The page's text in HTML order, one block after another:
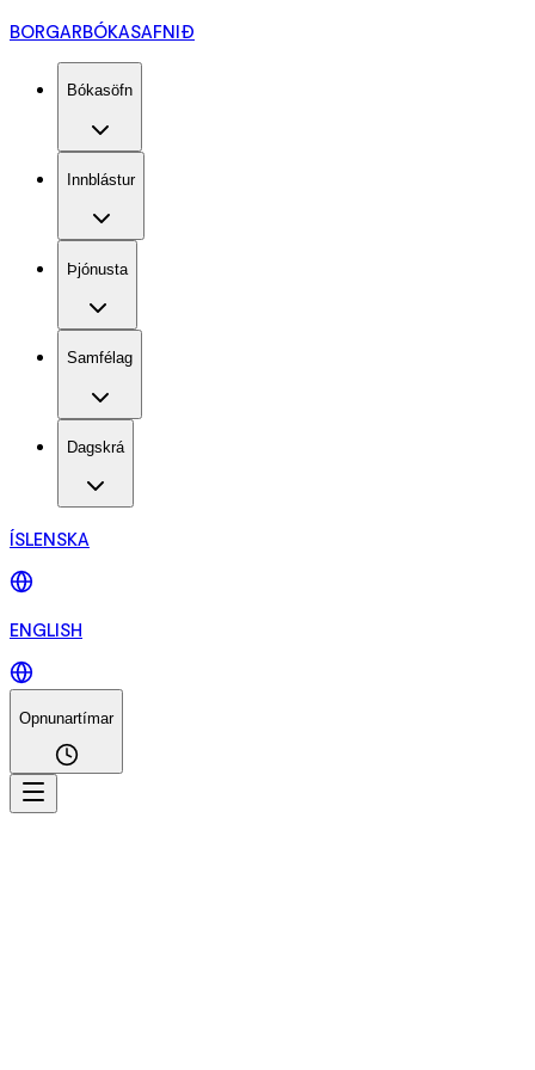
BORGARBÓKASAFNIÐ
Bókasöfn
Innblástur
Þjónusta
Samfélag
Dagskrá
ÍSLENSKA
ENGLISH
Opnunartímar